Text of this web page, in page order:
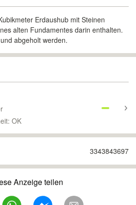
Erdaushub mit Steinen
alten Fundamentes darin enthalten.
abgeholt werden.
OK
3343843697
Anzeige teilen